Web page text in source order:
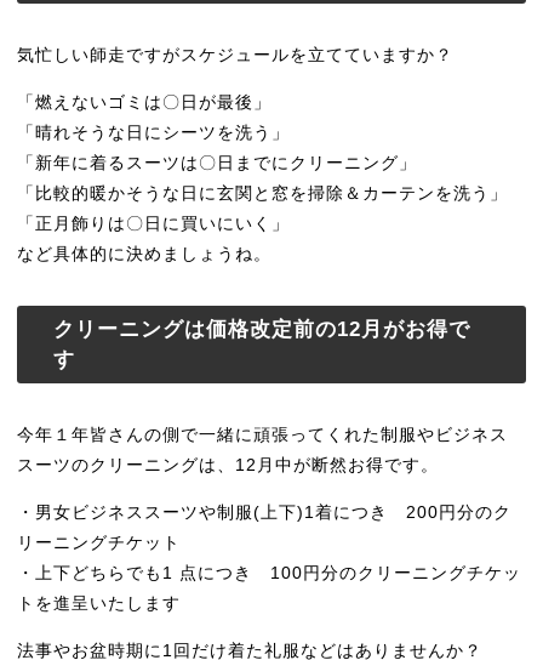
気忙しい師走ですがスケジュールを立てていますか？
「燃えないゴミは〇日が最後」
「晴れそうな日にシーツを洗う」
「新年に着るスーツは〇日までにクリーニング」
「比較的暖かそうな日に玄関と窓を掃除＆カーテンを洗う」
「正月飾りは〇日に買いにいく」
など具体的に決めましょうね。
クリーニングは価格改定前の12月がお得で
す
今年１年皆さんの側で一緒に頑張ってくれた制服やビジネス
スーツのクリーニングは、12月中が断然お得です。
・男女ビジネススーツや制服(上下)1着につき 200円分のク
リーニングチケット
・上下どちらでも1 点につき 100円分のクリーニングチケッ
トを進呈いたします
法事やお盆時期に1回だけ着た礼服などはありませんか？